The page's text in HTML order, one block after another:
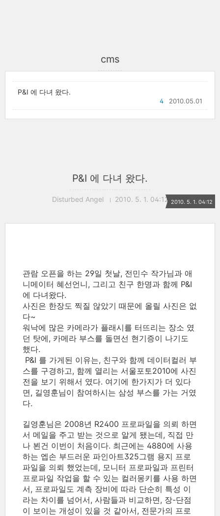
cms
P&I 에 다녀 왔다.
2010.05.01
4
P&I 에 다녀 왔다.
Disturbed Angel 2010. 5. 1. 04:12 2010. 5. 1. 04:12
관람 오픈을 하는 29일 첫날, 전민수 작가님과 애
니메이터 혜선언니, 그리고 친구 한명과 함께 P&I
에 다녀왔다.
사진은 한장도 찍질 않았기 때문에 올릴 사진은 없
다~
워낙에 많은 카메라가 플래시를 터뜨리는 장소 였
던 탓에, 카메라 부스를 돌면선 현기증이 나기도
했다.
P&I 를 가게된 이유는, 친구와 함께 데이터컬러 부
스를 구경하고, 함께 열리는 서울포토2010에 사진
전을 보기 위해서 였다. 여기에 한가지가 더 있다
면, 길영훈님이 참여하시는 삼성 부스를 가는 거였
다.
길영훈님은 2008년 R2400 프로파일을 의뢰 하면
서 메일을 주고 받는 것으로 알게 됐는데, 직접 만
나 뵌건 이번이 처음이다. 최근에는 4880에 사용
하는 엡손 부드러운 파인아트325그램 용지 프로
파일을 의뢰 했었는데, 모니터 프로파일과 프린터
프로파일 작업을 할 수 있는 컬러몽키를 사용 하면
서, 프로파일도 계측 장비에 따라 단순히 특성 이
라는 차이를 넘어서, 사람들과 비교하면, 장-단점
이 보이는 개성이 있을 것 같아서, 전문가의 프로